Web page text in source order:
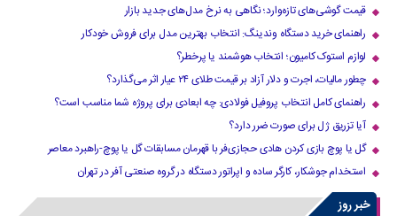
قیمت گوشی‌های تازه‌وارد؛ نگاهی به نرخ مدل‌های جدید بازار
راهنمای خرید دستگاه وندینگ: انتخاب بهترین مدل برای فروش خودکار
لوازم استوک کامیون؛ انتخاب هوشمند یا پرخطر؟
چطور مالیات، اجرت و دلار آزاد بر قیمت طلای ۲۴ عیار اثر می‌گذارد؟
راهنمای کامل انتخاب پروفیل فولادی: چه ابعادی برای پروژه شما مناسب است؟
آیا تزریق ژل برای صورت ضرر دارد​؟
گل یا پوچ بازی کردن هادی حجازی‌فر با قهرمان مسابقات گل یا پوچ-راهبرد معاصر
استخدام جوشکار، کارگر ساده و اپراتور دستگاه در گروه صنعتی آفر در تهران
خبر روز